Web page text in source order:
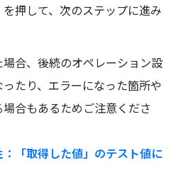
押して、次のステップに進み
合、後続のオペレーション設
たり、エラーになった箇所や
合もあるためご注意くださ
「取得した値」のテスト値に